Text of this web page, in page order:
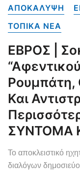
ΑΠΟΚΑΛΥΨΗ
ΤΟΠΙΚΑ NEA
ΕΒΡΟΣ |
Ρουμπάτη,
Και
ΣΥΝΤΟΜΑ
Το αποκλειστικό
διαλόγων